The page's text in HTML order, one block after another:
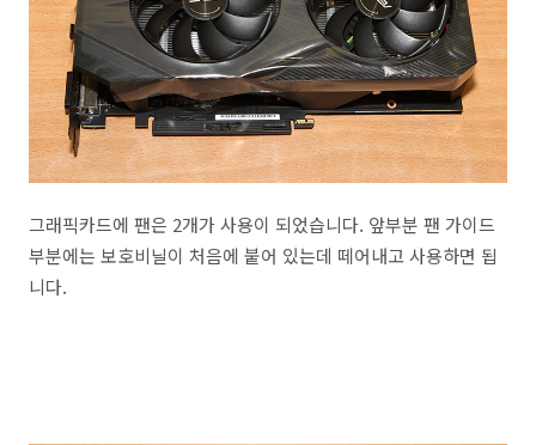
그래픽카드에 팬은 2개가 사용이 되었습니다. 앞부분 팬 가이드
부분에는 보호비닐이 처음에 붙어 있는데 떼어내고 사용하면 됩
니다.